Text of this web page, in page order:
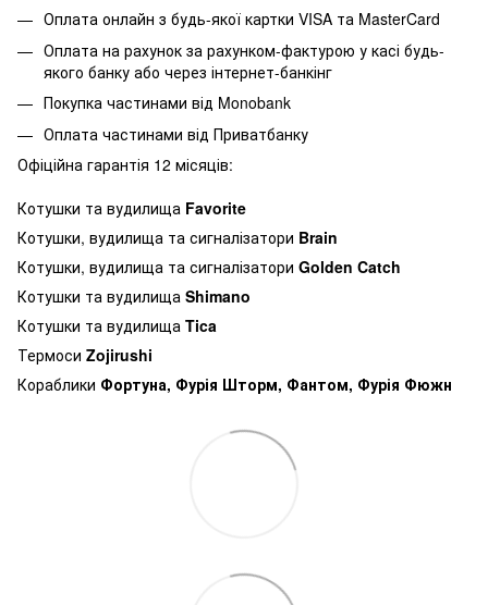
Оплата онлайн з будь-якої картки VISA та MasterCard
Оплата на рахунок за рахунком-фактурою у касі будь-
якого банку або через інтернет-банкінг
Покупка частинами від Monobank
Оплата частинами від Приватбанку
Офіційна гарантія 12 місяців:
Котушки та вудилища Favorite
Котушки, вудилища та сигналізатори Brain
Котушки, вудилища та сигналізатори Golden Catch
Котушки та вудилища Shimano
Котушки та вудилища Tica
Термоси Zojirushi
Кораблики Фортуна, Фурія Шторм, Фантом, Фурія Фюжн